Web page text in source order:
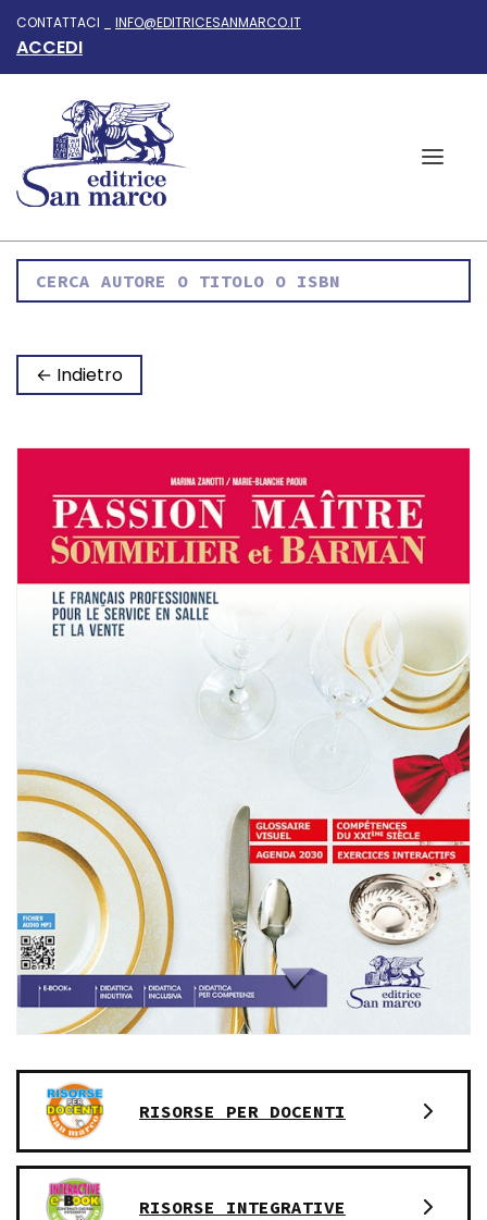
CONTATTACI _ INFO@EDITRICESANMARCO.IT
ACCEDI
← Indietro
RISORSE PER DOCENTI
RISORSE INTEGRATIVE